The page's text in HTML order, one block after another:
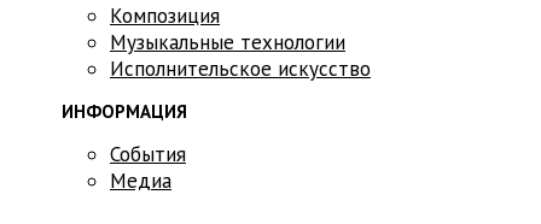
Композиция
Музыкальные технологии
Исполнительское искусство
ИНФОРМАЦИЯ
События
Медиа